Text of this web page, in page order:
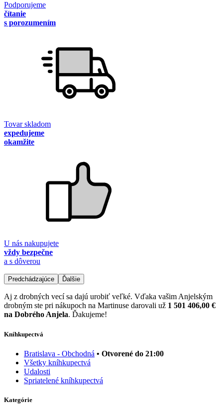
Podporujeme
čítanie
s porozumením
Tovar skladom
expedujeme
okamžite
U nás nakupujete
vždy bezpečne
a s dôverou
Predchádzajúce Ďalšie
Aj z drobných vecí sa dajú urobiť veľké. Vďaka vašim Anjelským
drobným ste pri nákupoch na Martinuse darovali už 1 501 406,00 €
na Dobrého Anjela. Ďakujeme!
Kníhkupectvá
Bratislava - Obchodná • Otvorené do 21:00
Všetky kníhkupectvá
Udalosti
Spriatelené kníhkupectvá
Kategórie